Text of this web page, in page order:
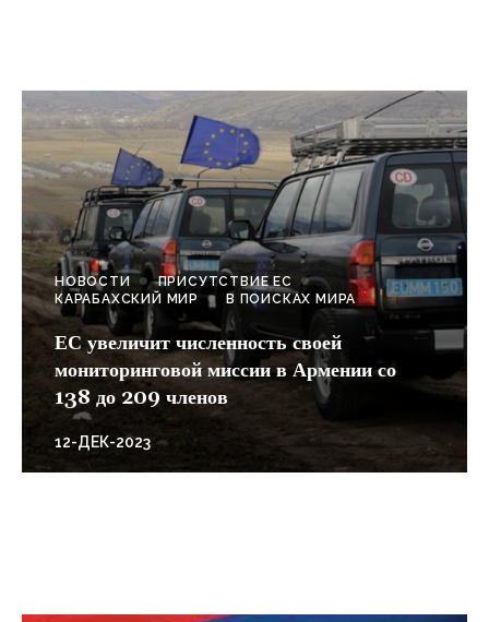
НОВОСТИ
ПРИСУТСТВИЕ ЕС
КАРАБАХСКИЙ МИР
В ПОИСКАХ МИРА
ЕС увеличит численность своей
мониторинговой миссии в Армении со
138 до 209 членов
12-ДЕК-2023